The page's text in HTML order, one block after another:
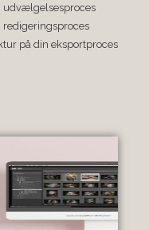
udvælgelsesproces
redigeringsproces
på din eksportproces